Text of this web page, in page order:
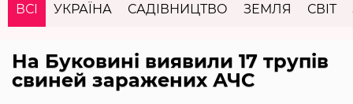
ВСІ УКРАЇНА САДІВНИЦТВО ЗЕМЛЯ СВІТ
На Буковині виявили 17 трупів
свиней заражених АЧС